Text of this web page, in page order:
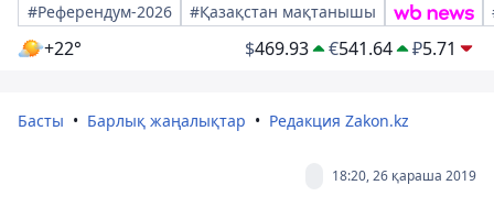
#Референдум-2026
#Қазақстан мақтанышы
+22° $469.93 €541.64 ₽5.71
Басты Барлық жаңалықтар Редакция Zakon.kz
18:20, 26 қараша 2019